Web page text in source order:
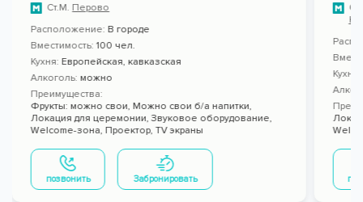
Ст.М. Перово
Расположение: В городе
Вместимость: 100 чел.
Кухня: Европейская, кавказская
Алкоголь: можно
Преимущества:
Фрукты: можно свои, Можно свои б/а напитки,
Локация для церемонии,Звуковое оборудование,
Welcome-зона, Проектор,TV экраны
позвонить Забронировать
Кухня: